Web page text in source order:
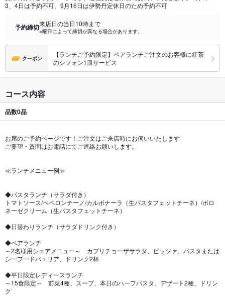
3、4日は予約不可、9月16日は伊勢丹定休日のため予約不可
予約締切来店日の当日10時まで
※曜日によって締切が異なる場合があります。
クーポン
【ランチご予約限定】ペアランチご注文のお客様に紅茶
のシフォン1皿サービス
コース内容
品数0品
お席のご予約ページです！ご注文はご来店時にお伺いいたします
ご要望・質問はお電話にてご連絡お願いします。
≪ランチメニュー例≫
◆パスタランチ（サラダ付き）
トマトソース/ぺペロンチーノ/カルボナーラ（生パスタフェットチーネ）/ボロ
ネーゼクリーム（生パスタフェットチーネ）
◆日替わりランチ（サラダドリンク付き）
◆ペアランチ
～2名様用シェアメニュー～ カプリチョーザサラダ、ピッツァ、パスタまたは
シーフードパエリア、ドリンク2杯
◆平日限定レディースランチ
～15食限定～ 前菜4種、スープ、本日のハーフパスタ、デザート2種、ドリン
ク